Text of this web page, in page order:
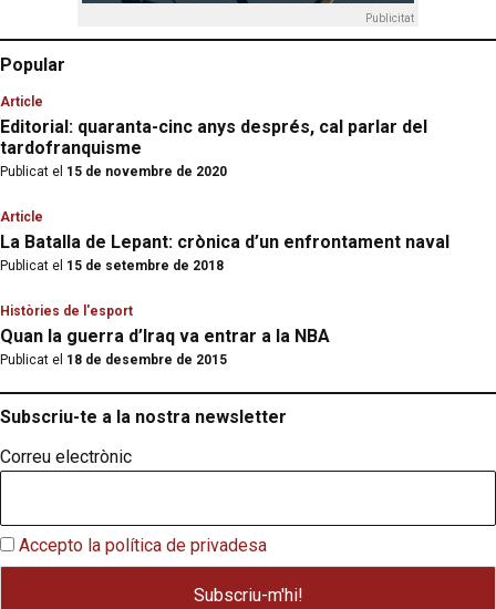
Publicitat
Popular
Article
Editorial: quaranta-cinc anys després, cal parlar del
tardofranquisme
Publicat el 15 de novembre de 2020
Article
La Batalla de Lepant: crònica d’un enfrontament naval
Publicat el 15 de setembre de 2018
Històries de l'esport
Quan la guerra d’Iraq va entrar a la NBA
Publicat el 18 de desembre de 2015
Subscriu-te a la nostra newsletter
Correu electrònic
Accepto la política de privadesa